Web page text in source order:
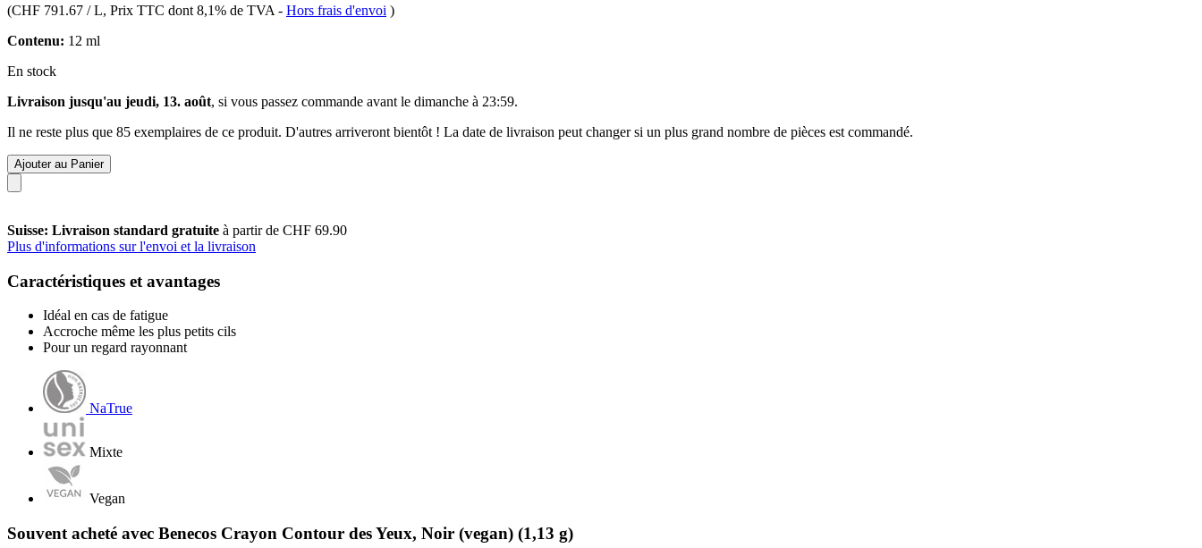
(CHF 791.67 / L, Prix TTC dont 8,1% de TVA - Hors frais d'envoi )
Contenu: 12 ml
En stock
Livraison jusqu'au jeudi, 13. août, si vous passez commande avant le dimanche à 23:59.
Il ne reste plus que 85 exemplaires de ce produit. D'autres arriveront bientôt ! La date de livraison peut changer si un plus grand nombre de pièces est commandé.
Ajouter au Panier
Suisse: Livraison standard gratuite à partir de CHF 69.90
Plus d'informations sur l'envoi et la livraison
Caractéristiques et avantages
Idéal en cas de fatigue
Accroche même les plus petits cils
Pour un regard rayonnant
NaTrue
Mixte
Vegan
Souvent acheté avec Benecos Crayon Contour des Yeux, Noir (vegan) (1,13 g)